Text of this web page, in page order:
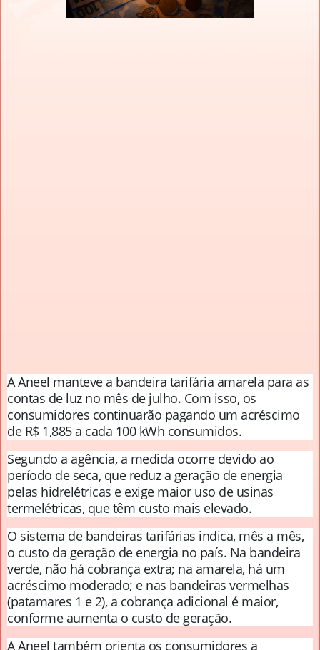
A Aneel manteve a bandeira tarifária amarela para as
contas de luz no mês de julho. Com isso, os
consumidores continuarão pagando um acréscimo
de R$ 1,885 a cada 100 kWh consumidos.
Segundo a agência, a medida ocorre devido ao
período de seca, que reduz a geração de energia
pelas hidrelétricas e exige maior uso de usinas
termelétricas, que têm custo mais elevado.
O sistema de bandeiras tarifárias indica, mês a mês,
o custo da geração de energia no país. Na bandeira
verde, não há cobrança extra; na amarela, há um
acréscimo moderado; e nas bandeiras vermelhas
(patamares 1 e 2), a cobrança adicional é maior,
conforme aumenta o custo de geração.
A Aneel também orienta os consumidores a